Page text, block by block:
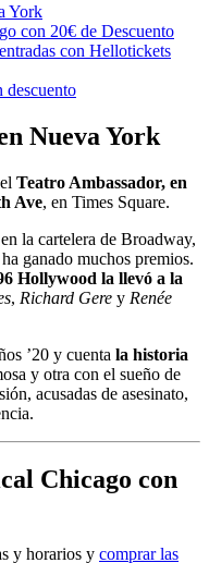
York
con 20€ de Descuento
con Hellotickets
descuento
Nueva York
Teatro Ambassador, en
Ave, en Times Square.
la cartelera de Broadway,
ganado muchos premios.
Hollywood la llevó a la
, Richard Gere y Renée
’20 y cuenta la historia
y otra con el sueño de
acusadas de asesinato,
Chicago con
y horarios y comprar las